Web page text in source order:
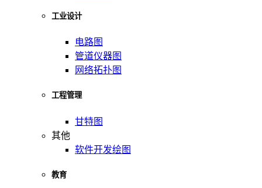
工业设计
电路图
管道仪器图
网络拓扑图
工程管理
甘特图
其他
软件开发绘图
教育